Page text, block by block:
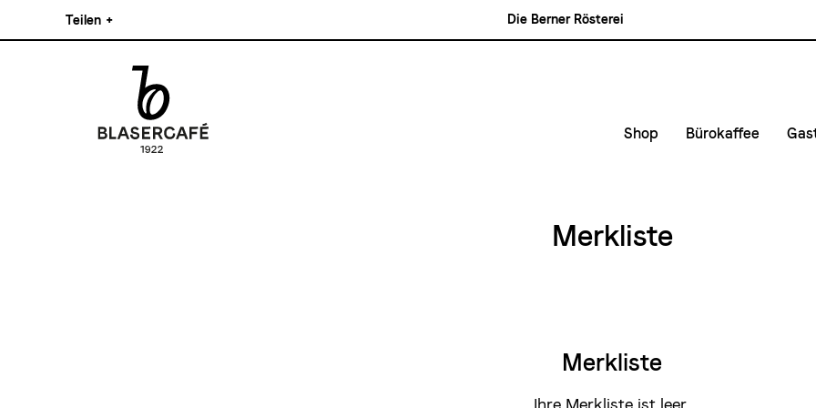
Teilen +
Pinterest
Instagram
Linkedin
Die Berner Rösterei
Shop Bürokaffee
Merkliste
Merkliste
Ihre Merkliste ist leer.